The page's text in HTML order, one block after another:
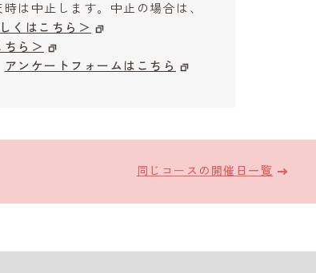
は中止します。中止の場合は、
くはこちら＞
ら＞
アンケートフォームはこちら
同じコースの開催日一覧